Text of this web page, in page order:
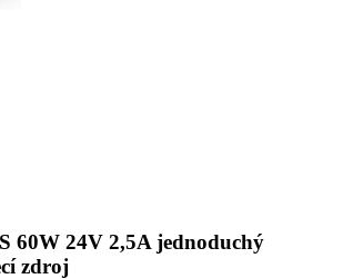
60W 24V 2,5A jednoduchý
zdroj